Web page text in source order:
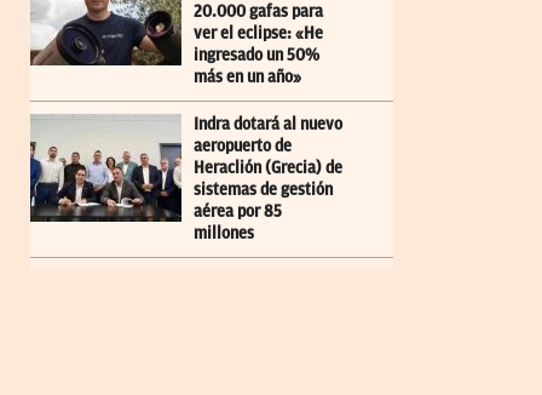
20.000 gafas para
ver el eclipse: «He
ingresado un 50%
más en un año»
Indra dotará al nuevo
aeropuerto de
Heraclión (Grecia) de
sistemas de gestión
aérea por 85
millones